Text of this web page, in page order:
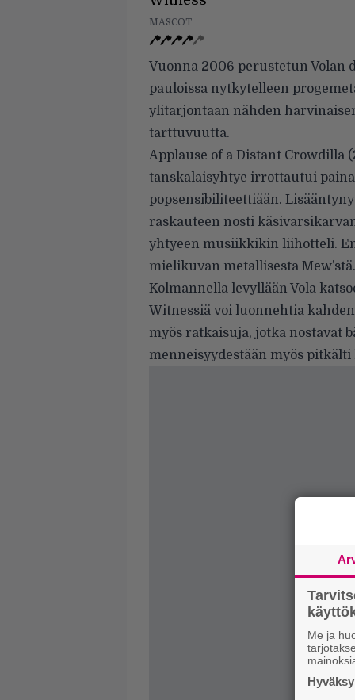
MASCOT
Vuonna 2006 perustetun Volan
pauloissa nytkytelleen
ylitarjontaan nähden
tarttuvuutta.
Applause of a Distant Crowdilla
tanskalaisyhtye irrottautui
popsensibiliteettiään.
raskauteen nosti
yhtyeen musiikkikin liihotteli.
mielikuvan metallisesta
Kolmannella levyllään Vola
Witnessiä voi luonnehtia
myös ratkaisuja, jotka nostavat
menneisyydestään myös
Me ja